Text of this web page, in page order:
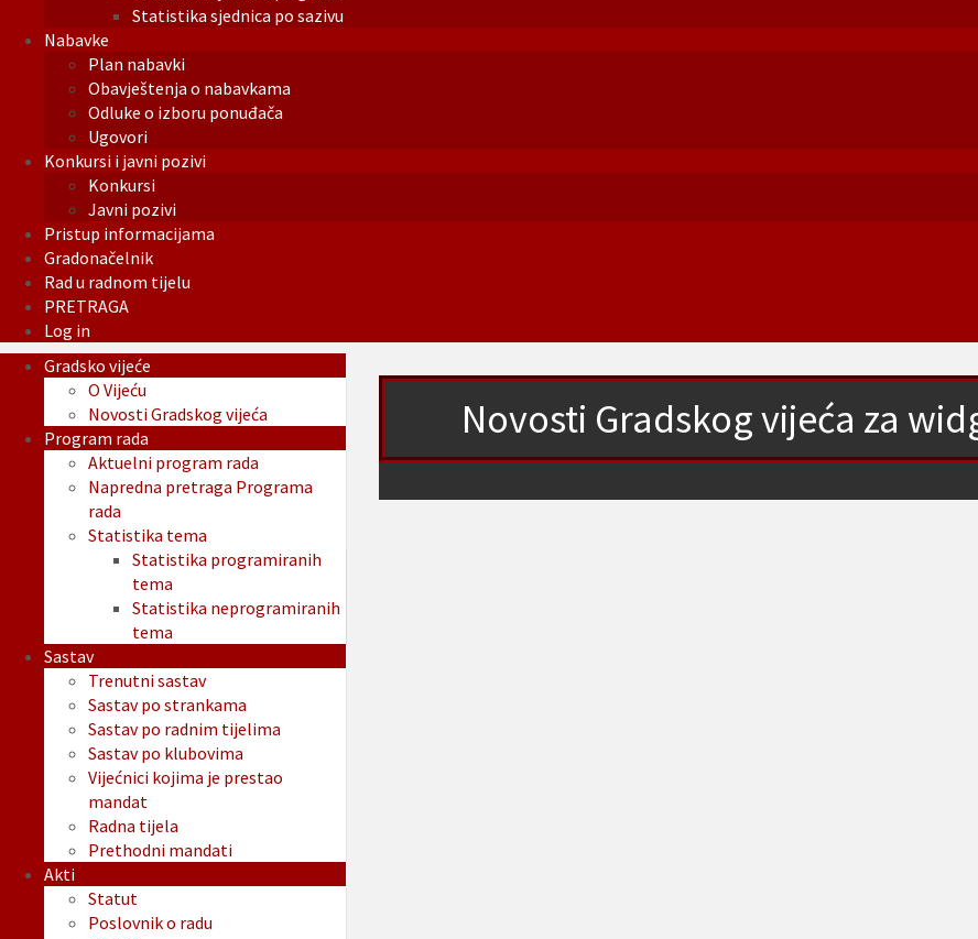
Statistika sjednica po sazivu
Nabavke
Plan nabavki
Obavještenja o nabavkama
Odluke o izboru ponuđača
Ugovori
Konkursi i javni pozivi
Konkursi
Javni pozivi
Pristup informacijama
Gradonačelnik
Rad u radnom tijelu
PRETRAGA
Log in
Novosti Gradskog vijeća za
Gradsko vijeće
O Vijeću
Novosti Gradskog vijeća
Program rada
Aktuelni program rada
Napredna pretraga Programa
rada
Statistika tema
Statistika programiranih
tema
Statistika neprogramiranih
tema
Sastav
Trenutni sastav
Sastav po strankama
Sastav po radnim tijelima
Sastav po klubovima
Vijećnici kojima je prestao
mandat
Radna tijela
Prethodni mandati
Akti
Statut
Poslovnik o radu